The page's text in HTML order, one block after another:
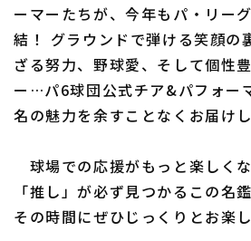
ファーム西地区
交流戦
東北楽天ゴールデンイーグ
埼玉西武ライオンズ
千葉ロッテマリーンズ
福岡ソフトバンクホークス
設定
ーマーたちが、今年もパ・リー
結！ グラウンドで弾ける笑顔の
ざる努力、野球愛、そして個性
ー…パ6球団公式チア&パフォー
名の魅力を余すことなくお届けし
球場での応援がもっと楽しく
「推し」が必ず見つかるこの名
その時間にぜひじっくりとお楽